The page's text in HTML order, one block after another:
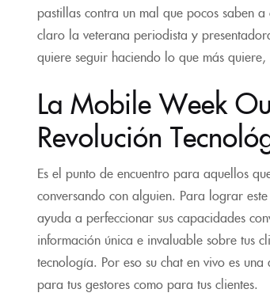
pastillas contra un mal que pocos saben
claro la veterana periodista y
quiere seguir haciendo lo que más
La Mobile Week
Revolución
Es el punto de encuentro para aquellos
conversando con alguien. Para lograr
ayuda a perfeccionar sus capacidades
información única e invaluable sobre tus
tecnología. Por eso su chat en vivo es
para tus gestores como para tus clientes.